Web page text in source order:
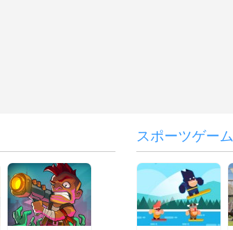
スポーツゲーム